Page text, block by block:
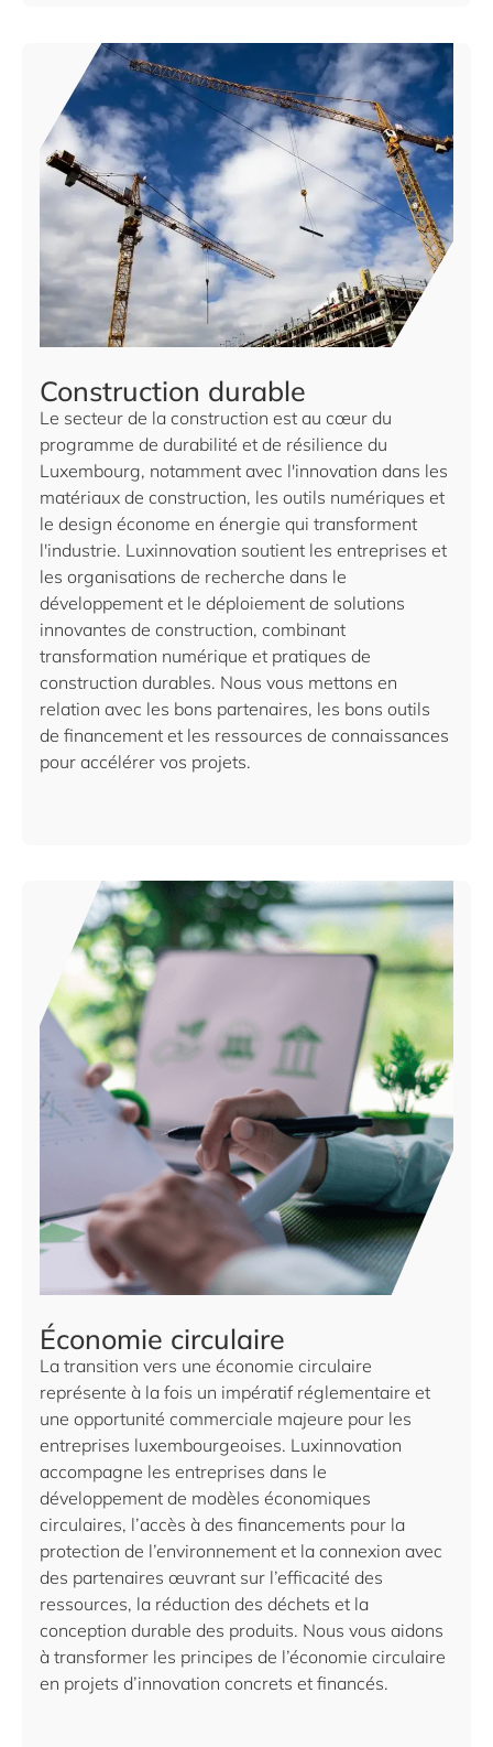
Construction durable
Le secteur de la construction est au cœur du
programme de durabilité et de résilience du
Luxembourg, notamment avec l'innovation dans les
matériaux de construction, les outils numériques et
le design économe en énergie qui transforment
l'industrie. Luxinnovation soutient les entreprises et
les organisations de recherche dans le
développement et le déploiement de solutions
innovantes de construction, combinant
transformation numérique et pratiques de
construction durables. Nous vous mettons en
relation avec les bons partenaires, les bons outils
de financement et les ressources de connaissances
pour accélérer vos projets.
Économie circulaire
La transition vers une économie circulaire
représente à la fois un impératif réglementaire et
une opportunité commerciale majeure pour les
entreprises luxembourgeoises. Luxinnovation
accompagne les entreprises dans le
développement de modèles économiques
circulaires, l’accès à des financements pour la
protection de l’environnement et la connexion avec
des partenaires œuvrant sur l’efficacité des
ressources, la réduction des déchets et la
conception durable des produits. Nous vous aidons
à transformer les principes de l’économie circulaire
en projets d’innovation concrets et financés.